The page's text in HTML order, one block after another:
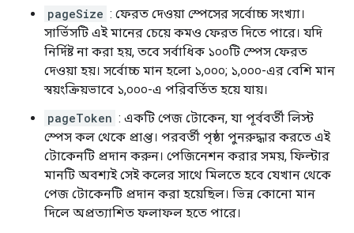
pageSize : ফেরত দেওয়া স্পেসের সর্বোচ্চ সংখ্যা।
সার্ভিসটি এই মানের চেয়ে কমও ফেরত দিতে পারে। যদি
নির্দিষ্ট না করা হয়, তবে সর্বাধিক ১০০টি স্পেস ফেরত
দেওয়া হয়। সর্বোচ্চ মান হলো ১,০০০; ১,০০০-এর বেশি মান
স্বয়ংক্রিয়ভাবে ১,০০০-এ পরিবর্তিত হয়ে যায়।
pageToken : একটি পেজ টোকেন, যা পূর্ববর্তী লিস্ট
স্পেস কল থেকে প্রাপ্ত। পরবর্তী পৃষ্ঠা পুনরুদ্ধার করতে এই
টোকেনটি প্রদান করুন। পেজিনেশন করার সময়, ফিল্টার
মানটি অবশ্যই সেই কলের সাথে মিলতে হবে যেখান থেকে
পেজ টোকেনটি প্রদান করা হয়েছিল। ভিন্ন কোনো মান
দিলে অপ্রত্যাশিত ফলাফল হতে পারে।